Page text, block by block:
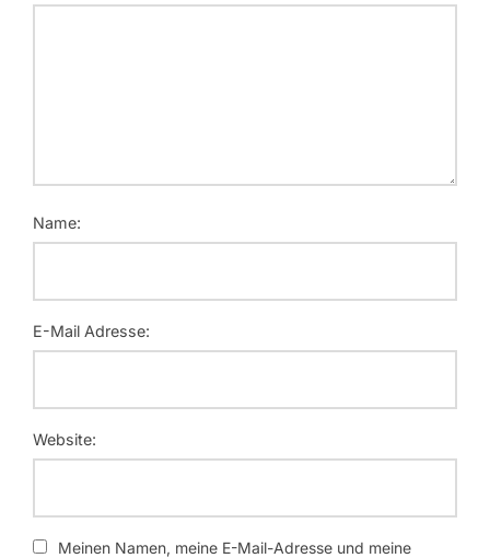
Name:
E-Mail Adresse:
Website:
Meinen Namen, meine E-Mail-Adresse und meine